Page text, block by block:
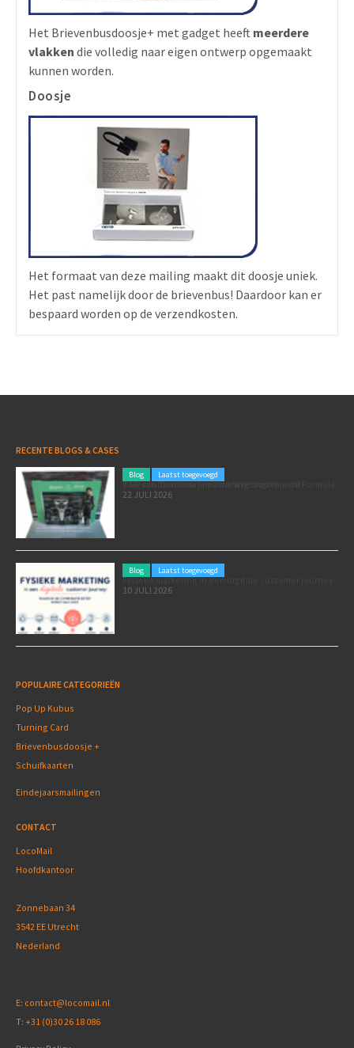
Het Brievenbusdoosje+ met gadget heeft meerdere
vlakken die volledig naar eigen ontwerp opgemaakt
kunnen worden.
Doosje
Het formaat van deze mailing maakt dit doosje uniek.
Het past namelijk door de brievenbus! Daardoor kan er
bespaard worden op de verzendkosten.
RECENTE BLOGS & CASES
Blog Laatst toegevoegd
Poleposition voor je marketing: zó zet je de Formule 1 GP van Zandvoort in als marketingmoment
22 JULI 2026
Blog Laatst toegevoegd
Fysieke marketing in een digitale customer journey
10 JULI 2026
POPULAIRE CATEGORIEËN
Pop Up Kubus
Turning Card
Brievenbusdoosje +
Schuifkaarten
Eindejaarsmailingen
CONTACT
LocoMail
Hoofdkantoor
Zonnebaan 34
3542 EE Utrecht
Nederland
E: contact@locomail.nl
T: +31 (0)30 26 18 086